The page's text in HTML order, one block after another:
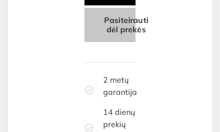
Pasiteirauti
dėl prekės
2 metų
garantija
14 dienų
prekių